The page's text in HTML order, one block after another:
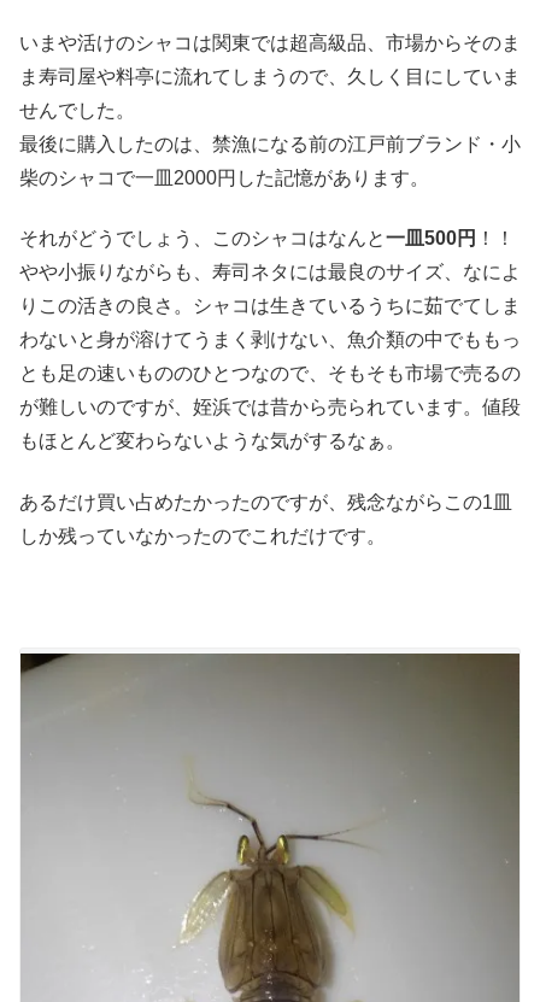
いまや活けのシャコは関東では超高級品、市場からそのま
ま寿司屋や料亭に流れてしまうので、久しく目にしていま
せんでした。
最後に購入したのは、禁漁になる前の江戸前ブランド・小
柴のシャコで一皿2000円した記憶があります。
それがどうでしょう、このシャコはなんと一皿500円 ！！
やや小振りながらも、寿司ネタには最良のサイズ、なによ
りこの活きの良さ。シャコは生きているうちに茹でてしま
わないと身が溶けてうまく剥けない、魚介類の中でももっ
とも足の速いもののひとつなので、そもそも市場で売るの
が難しいのですが、姪浜では昔から売られています。値段
もほとんど変わらないような気がするなぁ。
あるだけ買い占めたかったのですが、残念ながらこの1皿
しか残っていなかったのでこれだけです。